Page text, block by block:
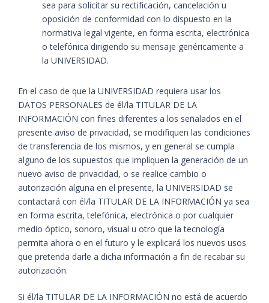
sea para solicitar su rectificación, cancelación u
oposición de conformidad con lo dispuesto en la
normativa legal vigente, en forma escrita, electrónica
o telefónica dirigiendo su mensaje genéricamente a
la UNIVERSIDAD.
En el caso de que la UNIVERSIDAD requiera usar los
DATOS PERSONALES de él/la TITULAR DE LA
INFORMACIÓN con fines diferentes a los señalados en el
presente aviso de privacidad, se modifiquen las condiciones
de transferencia de los mismos, y en general se cumpla
alguno de los supuestos que impliquen la generación de un
nuevo aviso de privacidad, o se realice cambio o
autorización alguna en el presente, la UNIVERSIDAD se
contactará con él/la TITULAR DE LA INFORMACIÓN ya sea
en forma escrita, telefónica, electrónica o por cualquier
medio óptico, sonoro, visual u otro que la tecnología
permita ahora o en el futuro y le explicará los nuevos usos
que pretenda darle a dicha información a fin de recabar su
autorización.
Si él/la TITULAR DE LA INFORMACIÓN no está de acuerdo